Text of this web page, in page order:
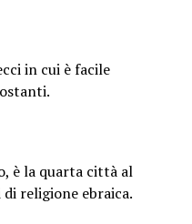
in cui è facile
è la quarta città al
religione ebraica.